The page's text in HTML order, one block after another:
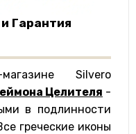
Гарантия
Silvero
Целителя -
в подлинности
греческие иконы